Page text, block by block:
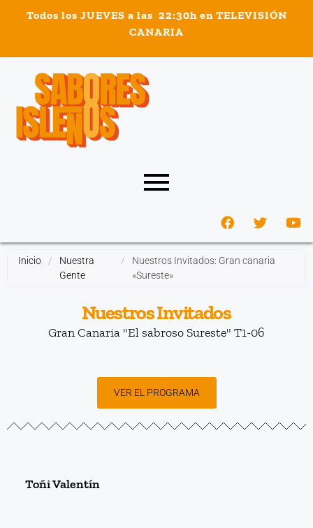
Todos los JUEVES a las 22:30h en TELEVISIÓN
CANARIA
Inicio /
Nuestra
Gente
/
Nuestros Invitados: Gran canaria
«Sureste»
Nuestros Invitados
Gran Canaria "El sabroso Sureste" T1-06
VER EL PROGRAMA
Toñi Valentín